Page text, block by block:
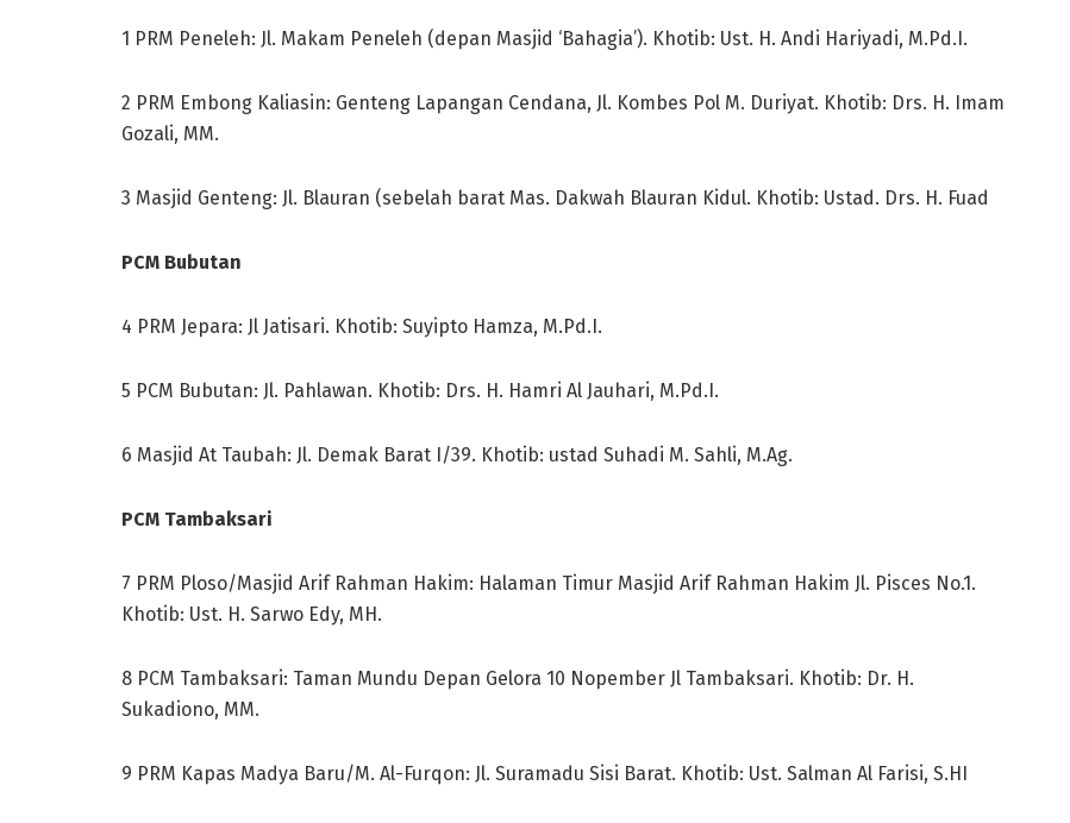
1 PRM Peneleh: Jl. Makam Peneleh (depan Masjid ‘Bahagia’). Khotib: Ust. H. Andi Hariyadi, M.Pd.I.
2 PRM Embong Kaliasin: Genteng Lapangan Cendana, Jl. Kombes Pol M. Duriyat. Khotib: Drs. H. Imam
Gozali, MM.
3 Masjid Genteng: Jl. Blauran (sebelah barat Mas. Dakwah Blauran Kidul. Khotib: Ustad. Drs. H. Fuad
PCM Bubutan
4 PRM Jepara: Jl Jatisari. Khotib: Suyipto Hamza, M.Pd.I.
5 PCM Bubutan: Jl. Pahlawan. Khotib: Drs. H. Hamri Al Jauhari, M.Pd.I.
6 Masjid At Taubah: Jl. Demak Barat I/39. Khotib: ustad Suhadi M. Sahli, M.Ag.
PCM Tambaksari
7 PRM Ploso/Masjid Arif Rahman Hakim: Halaman Timur Masjid Arif Rahman Hakim Jl. Pisces No.1.
Khotib: Ust. H. Sarwo Edy, MH.
8 PCM Tambaksari: Taman Mundu Depan Gelora 10 Nopember Jl Tambaksari. Khotib: Dr. H.
Sukadiono, MM.
9 PRM Kapas Madya Baru/M. Al-Furqon: Jl. Suramadu Sisi Barat. Khotib: Ust. Salman Al Farisi, S.HI